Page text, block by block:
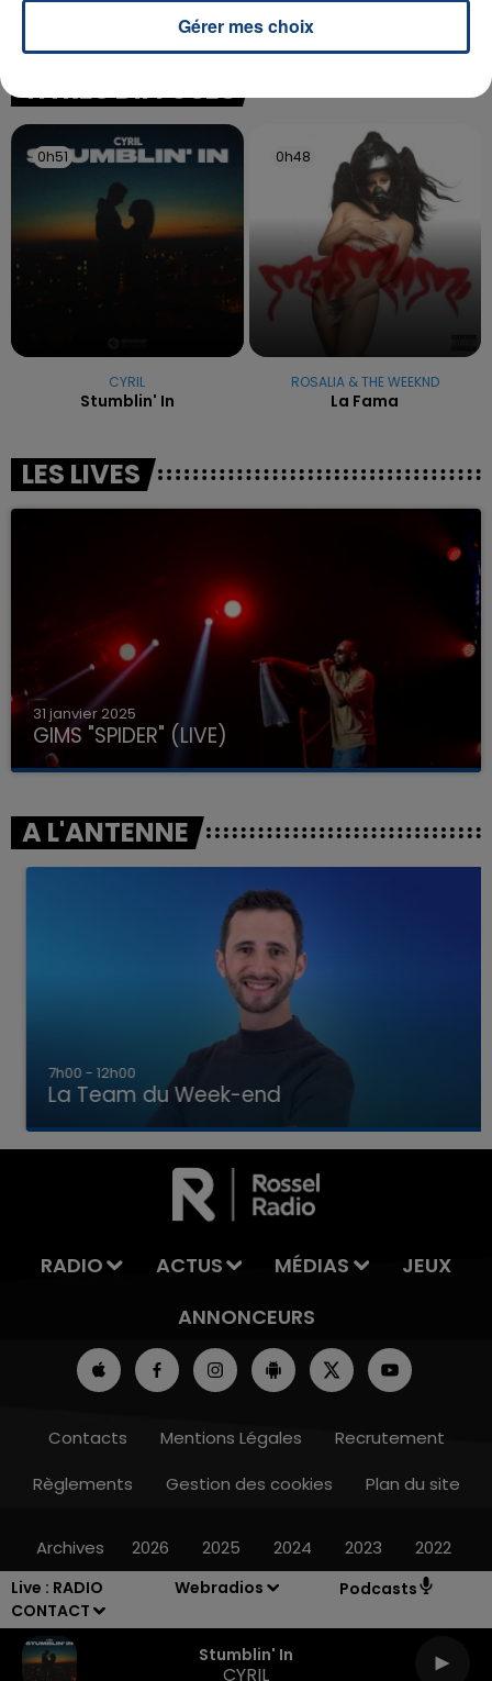
Live : RADIO
CONTACT
Webradios Podcasts
Stumblin' In
CYRIL
La famille a porté plainte contre la clinique qui a
reconnu sa responsabilité et présenté ses
TITRES DIFFUSÉS
0h51
0h51
CYRIL
Stumblin' In
0h48
0h48
ROSALIA & THE WEEKND
La Fama
LES LIVES
31 janvier 2025
GIMS "SPIDER" (LIVE)
A L'ANTENNE
7h00 - 12h00
La Team du Week-end
RADIO ACTUS MÉDIAS
JEUX
ANNONCEURS
Contacts Mentions Légales
Recrutement
Règlements
Gestion des cookies Plan du site
Archives 2026 2025 2024 2023 2022
Gérer mes choix